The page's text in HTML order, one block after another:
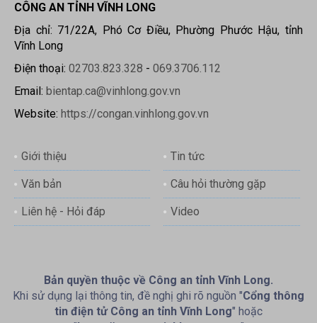
CÔNG AN TỈNH VĨNH LONG
Địa chỉ: 71/22A, Phó Cơ Điều, Phường Phước Hậu, tỉnh
Vĩnh Long
Điện thoại: 02703.823.328 - 069.3706.112
Email: bientap.ca@vinhlong.gov.vn
Website: https://congan.vinhlong.gov.vn
Giới thiệu Tin tức
Văn bản Câu hỏi thường gặp
Liên hệ - Hỏi đáp Video
Bản quyền thuộc về Công an tỉnh Vĩnh Long.
Khi sử dụng lại thông tin, đề nghị ghi rõ nguồn "Cổng thông
tin điện tử Công an tỉnh Vĩnh Long" hoặc